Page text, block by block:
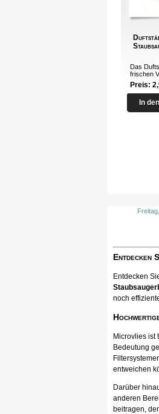
Das
frischen
Preis:
In
Entdecken
Entdecken
noch
Microvlies ist
Bedeutung
entweichen
Darüber
anderen
beitragen,